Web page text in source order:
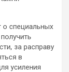
специальных
за расправу
в
усиления